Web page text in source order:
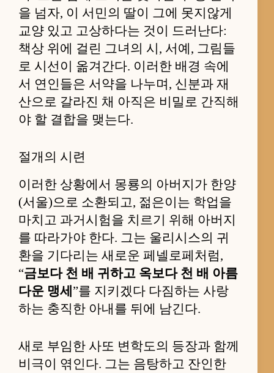
을 넘자, 이 서민의 딸이 그에 못지않게
교양 있고 고상하다는 것이 드러난다:
책상 위에 걸린 그녀의 시, 서예, 그림들
로 시선이 옮겨간다. 이러한 배경 속에
서 연인들은 서약을 나누며, 신분과 재
산으로 갈라진 채 아직은 비밀로 간직해
야 할 결합을 맺는다.
절개의 시련
이러한 상황에서 몽룡의 아버지가 한양
(서울)으로 소환되고, 젊은이는 학업을
마치고 과거시험을 치르기 위해 아버지
를 따라가야 한다. 그는 울리시스의 귀
환을 기다리는 새로운 페넬로페처럼,
“금보다 천 배 귀하고 옥보다 천 배 아름
다운 맹세 ”를 지키겠다 다짐하는 사랑
하는 충직한 아내를 뒤에 남긴다.
새로 부임한 사또 변학도의 등장과 함께
비극이 엮인다. 그는 음탕하고 잔인한